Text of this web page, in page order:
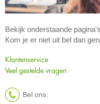
Bekijk onderstaande
Kom je er niet uit bel dan
Klantenservice
Veel gestelde vragen
Bel ons: